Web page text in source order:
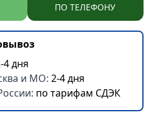
ПО ТЕЛЕФОНУ
4 дня
и МО: 2-4 дня
по тарифам СДЭК